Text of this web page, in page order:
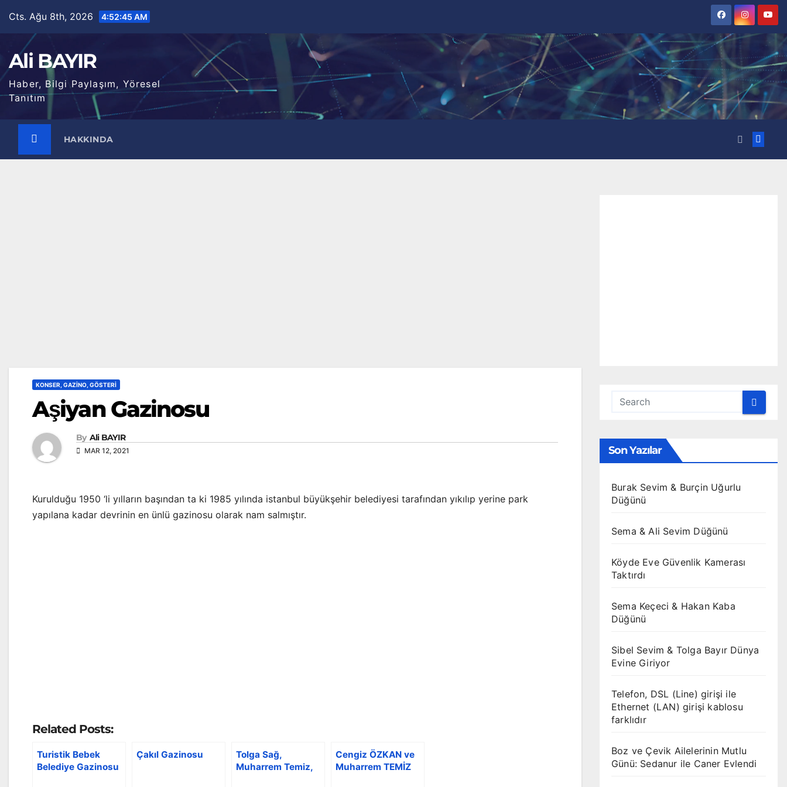
content
Cts. Ağu 8th, 2026 4:52:46 AM
Ali BAYIR
Haber, Bilgi Paylaşım, Yöresel
Tanıtım
HAKKINDA
KONSER, GAZINO, GÖSTERI
Aşiyan Gazinosu
By Ali BAYIR
MAR 12, 2021
Kurulduğu 1950 ‘li yılların başından ta ki 1985 yılında istanbul büyükşehir belediyesi tarafından yıkılıp yerine park
yapılana kadar devrinin en ünlü gazinosu olarak nam salmıştır.
Related Posts:
Turistik Bebek
Belediye Gazinosu
Çakıl Gazinosu
Tolga Sağ,
Muharrem Temiz,
Cengiz ÖZKAN ve
Muharrem TEMİZ
Son Yazılar
Burak Sevim & Burçin Uğurlu
Düğünü
Sema & Ali Sevim Düğünü
Köyde Eve Güvenlik Kamerası
Taktırdı
Sema Keçeci & Hakan Kaba
Düğünü
Sibel Sevim & Tolga Bayır Dünya
Evine Giriyor
Telefon, DSL (Line) girişi ile
Ethernet (LAN) girişi kablosu
farklıdır
Boz ve Çevik Ailelerinin Mutlu
Günü: Sedanur ile Caner Evlendi